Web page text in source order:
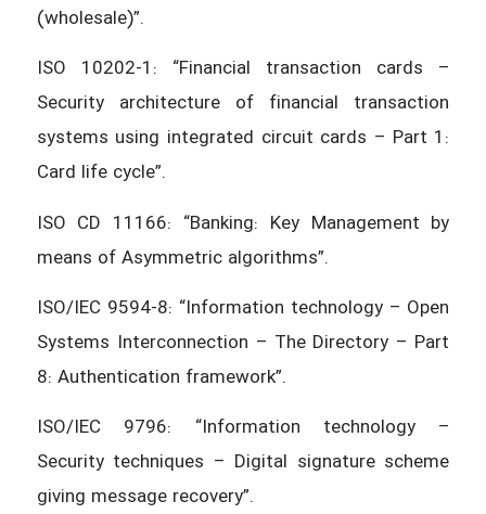
(wholesale)”.
ISO 10202-1: “Financial transaction cards –
Security architecture of financial transaction
systems using integrated circuit cards – Part 1:
Card life cycle”.
ISO CD 11166: “Banking: Key Management by
means of Asymmetric algorithms”.
ISO/IEC 9594-8: “Information technology – Open
Systems Interconnection – The Directory – Part
8: Authentication framework”.
ISO/IEC 9796: “Information technology –
Security techniques – Digital signature scheme
giving message recovery”.